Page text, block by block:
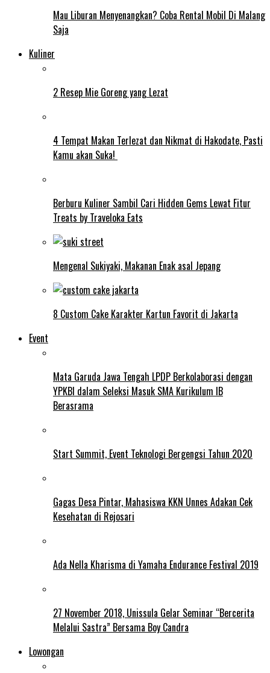
Mau Liburan Menyenangkan? Coba Rental Mobil Di Malang
Saja
Kuliner
2 Resep Mie Goreng yang Lezat
4 Tempat Makan Terlezat dan Nikmat di Hakodate, Pasti
Kamu akan Suka!
Berburu Kuliner Sambil Cari Hidden Gems Lewat Fitur
Treats by Traveloka Eats
Mengenal Sukiyaki, Makanan Enak asal Jepang
8 Custom Cake Karakter Kartun Favorit di Jakarta
Event
Mata Garuda Jawa Tengah LPDP Berkolaborasi dengan
YPKBI dalam Seleksi Masuk SMA Kurikulum IB
Berasrama
Start Summit, Event Teknologi Bergengsi Tahun 2020
Gagas Desa Pintar, Mahasiswa KKN Unnes Adakan Cek
Kesehatan di Rejosari
Ada Nella Kharisma di Yamaha Endurance Festival 2019
27 November 2018, Unissula Gelar Seminar “Bercerita
Melalui Sastra” Bersama Boy Candra
Lowongan